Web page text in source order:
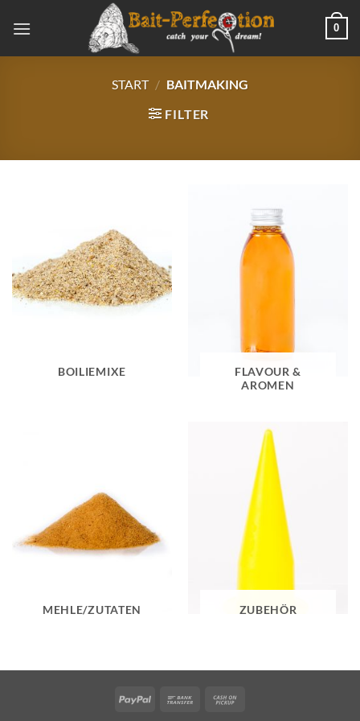
Inhalt
0
START / BAITMAKING
FILTER
BOILIEMIXE
FLAVOUR &
AROMEN
MEHLE/ZUTATEN ZUBEHÖR
PayPal
Bank